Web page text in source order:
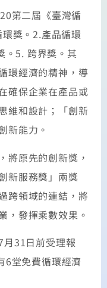
第二屆《臺灣循
獎。2.產品循環
。5. 跨界獎。其
環經濟的精神，導
確保企業在產品或
維和設計；「創新
新能力。
原先的創新獎，
新服務獎」兩獎
跨領域的連結，將
，發揮乘數效果。
31日前受理報
6堂免費循環經濟